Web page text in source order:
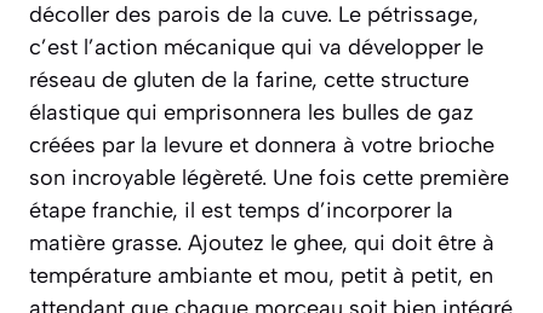
décoller des parois de la cuve. Le pétrissage,
c’est l’action mécanique qui va développer le
réseau de gluten de la farine, cette structure
élastique qui emprisonnera les bulles de gaz
créées par la levure et donnera à votre brioche
son incroyable légèreté. Une fois cette première
étape franchie, il est temps d’incorporer la
matière grasse. Ajoutez le ghee, qui doit être à
température ambiante et mou, petit à petit, en
attendant que chaque morceau soit bien intégré